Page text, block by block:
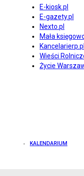
E-kiosk.pl
E-gazety.pl
Nexto.pl
Mała
Kancelarierp.pl
Wieści
Życie
KALENDARIUM